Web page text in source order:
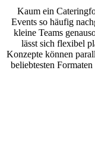
Kaum ein
Events so häufig
kleine Teams
lässt sich flexibel
Konzepte können
beliebtesten